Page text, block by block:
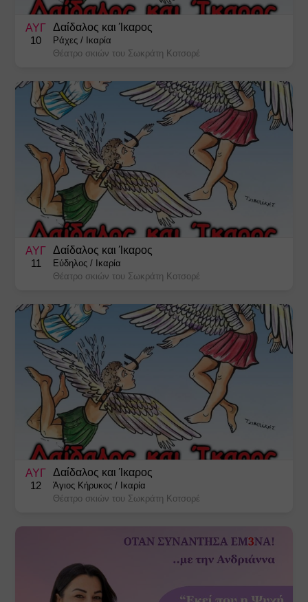
Χριστουγεννιάτικες Εκδηλώσεις
ΑΥΓ
10
Δαίδαλος και Ίκαρος
Ράχες / Ικαρία
Θέατρο σκιών του Σωκράτη Κοτσορέ
ΑΥΓ
11
Δαίδαλος και Ίκαρος
Εύδηλος / Ικαρία
Θέατρο σκιών του Σωκράτη Κοτσορέ
ΑΥΓ
12
Δαίδαλος και Ίκαρος
Άγιος Κήρυκος / Ικαρία
Θέατρο σκιών του Σωκράτη Κοτσορέ